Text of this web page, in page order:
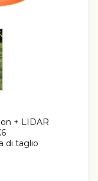
+ LIDAR
di taglio